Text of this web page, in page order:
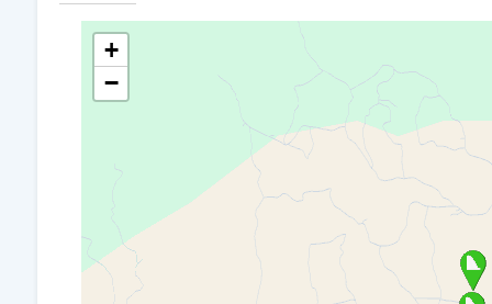
+
−